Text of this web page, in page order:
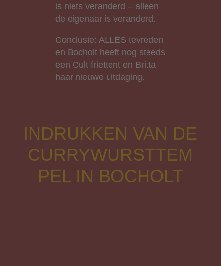
is niets veranderd – alleen
de eigenaar is veranderd.
Conclusie: ALLES tevreden
en Bocholt heeft nog steeds
een Cult friettent en Britta
haar nieuwe uitdaging.
INDRUKKEN VAN DE
CURRYWURSTTEM
PEL IN BOCHOLT